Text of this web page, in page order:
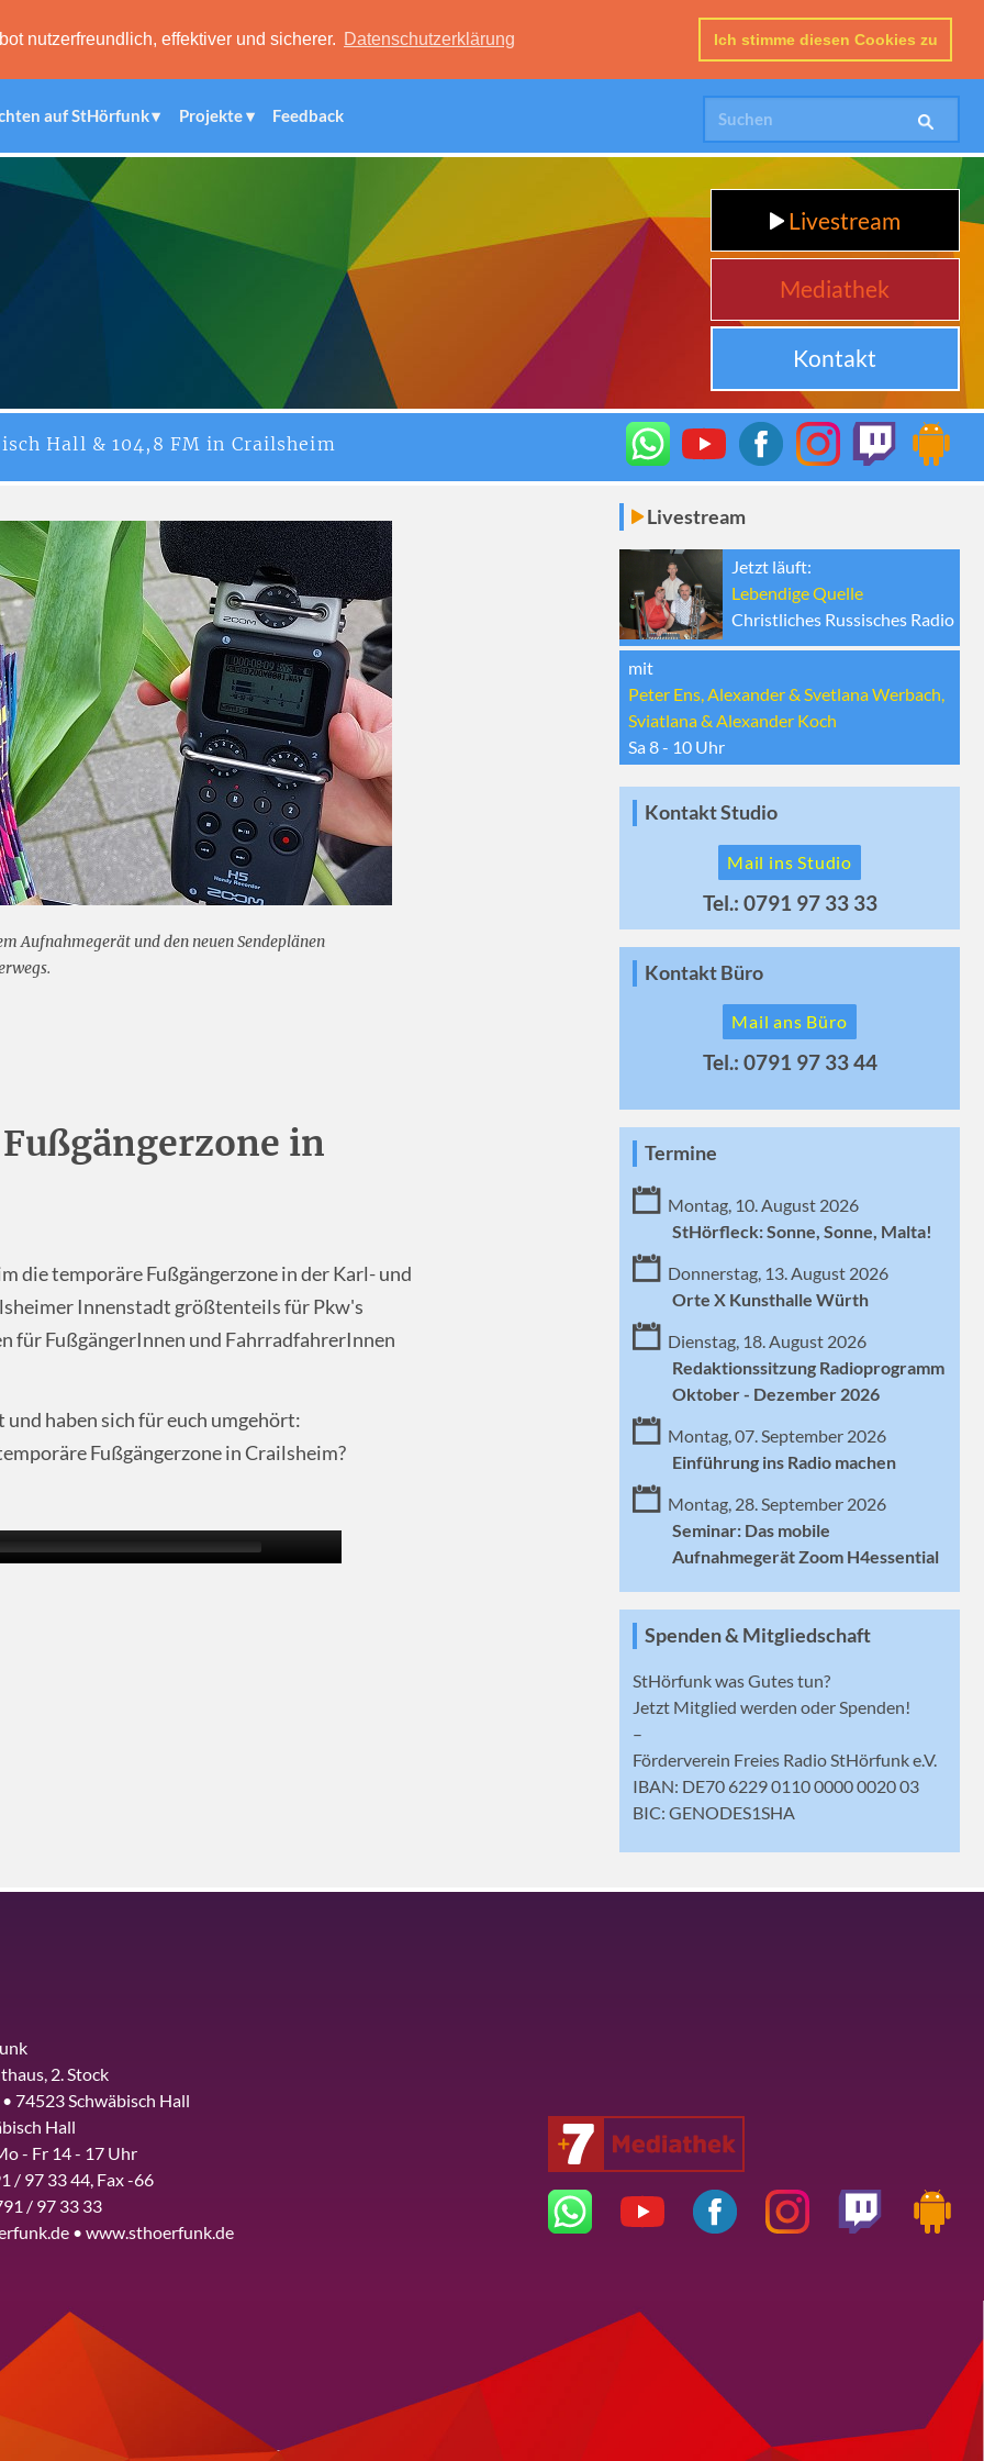
nutzerfreundlich, effektiver und sicherer. Datenschutzerklärung Ich stimme diesen Cookies zu
auf StHörfunk Projekte Feedback
Livestream
Mediathek
Kontakt
Hall & 104,8 FM in Crailsheim
Aufnahmegerät und den neuen Sendeplänen
in
die temporäre Fußgängerzone in der Karl- und
Innenstadt größtenteils für Pkw's
für FußgängerInnen und FahrradfahrerInnen
haben sich für euch umgehört:
Fußgängerzone in Crailsheim?
Livestream
Jetzt läuft:
Lebendige Quelle
Christliches Russisches Radio
mit
Peter Ens, Alexander & Svetlana Werbach,
Sviatlana & Alexander Koch
Sa 8 - 10 Uhr
Kontakt Studio
Mail ins Studio
Tel.: 0791 97 33 33
Kontakt Büro
Mail ans Büro
Tel.: 0791 97 33 44
Termine
Montag, 10. August 2026
StHörfleck: Sonne, Sonne, Malta!
Donnerstag, 13. August 2026
Orte X Kunsthalle Würth
Dienstag, 18. August 2026
Redaktionssitzung Radioprogramm
Oktober - Dezember 2026
Montag, 07. September 2026
Einführung ins Radio machen
Montag, 28. September 2026
Seminar: Das mobile
Aufnahmegerät Zoom H4essential
Spenden & Mitgliedschaft
StHörfunk was Gutes tun?
Jetzt Mitglied werden oder Spenden!
–
Förderverein Freies Radio StHörfunk e.V.
IBAN: DE70 6229 0110 0000 0020 03
BIC: GENODES1SHA
2. Stock
74523 Schwäbisch Hall
Hall
- Fr 14 - 17 Uhr
/ 97 33 44, Fax -66
/ 97 33 33
• www.sthoerfunk.de